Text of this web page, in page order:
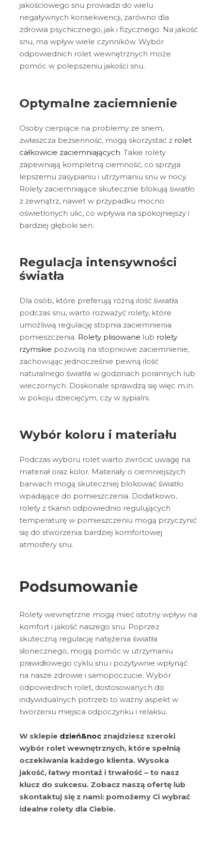
jakościowego snu prowadzi do wielu
negatywnych konsekwencji, zarówno dla
zdrowia psychicznego, jak i fizycznego. Na jakość
snu, ma wpływ wiele czynników. Wybór
odpowiednich rolet wewnętrznych może
pomóc w polepszeniu jakości snu.
Optymalne zaciemnienie
Osoby cierpiące na problemy ze snem,
zwłaszcza bezsenność, mogą skorzystać z rolet
całkowicie zaciemniających. Takie rolety
zapewniają kompletną ciemność, co sprzyja
lepszemu zasypianiu i utrzymaniu snu w nocy.
Rolety zaciemniające skutecznie blokują światło
z zewnątrz, nawet w przypadku mocno
oświetlonych ulic, co wpływa na spokojniejszy i
bardziej głęboki sen.
Regulacja intensywności
światła
Dla osób, które preferują różną ilość światła
podczas snu, warto rozważyć rolety, które
umożliwią regulację stopnia zaciemnienia
pomieszczenia. Rolety plisowane lub rolety
rzymskie pozwolą na stopniowe zaciemnienie,
zachowując jednocześnie pewną ilość
naturalnego światła w godzinach porannych lub
wieczornych. Doskonale sprawdzą się więc m.in.
w pokoju dziecięcym, czy w sypialni.
Wybór koloru i materiału
Podczas wyboru rolet warto zwrócić uwagę na
materiał oraz kolor. Materiały o ciemniejszych
barwach mogą skuteczniej blokować światło
wpadające do pomieszczenia. Dodatkowo,
rolety z tkanin odpowiednio regulujących
temperaturę w pomieszczeniu mogą przyczynić
się do stworzenia bardziej komfortowej
atmosfery snu.
Podsumowanie
Rolety wewnętrzne mogą mieć istotny wpływ na
komfort i jakość naszego snu. Poprzez
skuteczną regulację natężenia światła
słonecznego, mogą pomóc w utrzymaniu
prawidłowego cyklu snu i pozytywnie wpłynąć
na nasze zdrowie i samopoczucie. Wybór
odpowiednich rolet, dostosowanych do
indywidualnych potrzeb to ważny aspekt w
tworzeniu miejsca odpoczynku i relaksu.
W sklepie dzień&noc znajdziesz szeroki
wybór rolet wewnętrznych, które spełnią
oczekiwania każdego klienta. Wysoka
jakość, łatwy montaż i trwałość – to nasz
klucz do sukcesu. Zobacz naszą ofertę lub
skontaktuj się z nami: pomożemy Ci wybrać
idealne rolety dla Ciebie.